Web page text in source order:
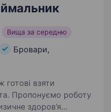
Вища за середню
Бровари,
готові взяти